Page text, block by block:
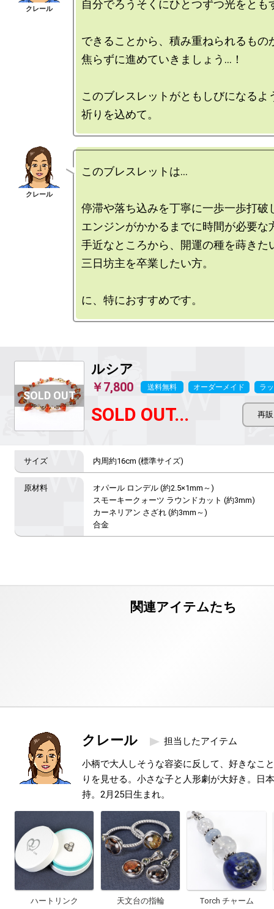
自分でろうそくにひとつずつ光をとも
できることから、積み重ねられるもの
焦らずに進めていきましょう…！
このブレスレットがともしびになるよ
このブレスレットは…
停滞や落ち込みを丁寧に一歩一歩打破
エンジンがかかるまでに時間が必要な
手近なところから、開運の種を蒔きた
三日坊主を卒業したい方。
ルシア
￥7,800 送料無料 オーダーメイド ラ
SOLD OUT...
内周約16cm (標準サイズ)
オパール ロンデル (約2.5×1mm～)
スモーキークォーツ ラウンドカット (約3mm)
カーネリアン さざれ (約3mm～)
合金
クレール 担当したアイテム
小柄で大人しそうな容姿に反して、好きなこ
りを見せる。小さな子と人形劇が大好き。日
持。2月25日生まれ。
ハートリンク 天文台の指輪 Torch チャーム